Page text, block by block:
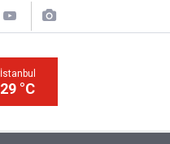
İstanbul
29 °C